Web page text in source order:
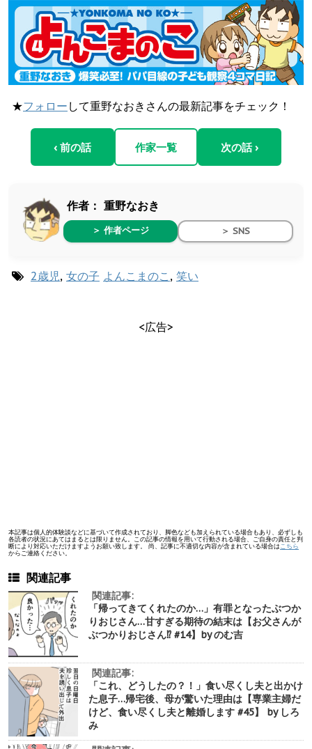
★フォロー して重野なおきさんの最新記事をチェック！
‹ 前の話 作家一覧 次の話 ›
作者： 重野なおき
＞ 作者ページ ＞ SNS
2歳児, 女の子 よんこまのこ , 笑い
<広告>
本記事は個人的体験談などに基づいて作成されており、脚色なども加えられている場合もあり、必ずしも
各読者の状況にあてはまるとは限りません。この記事の情報を用いて行動される場合、ご自身の責任と判
断により対応いただけますようお願い致します。 尚、記事に不適切な内容が含まれている場合は こちら
からご連絡ください。
関連記事
関連記事:
「帰ってきてくれたのか…」有罪となったぶつか
りおじさん…甘すぎる期待の結末は【お父さんが
ぶつかりおじさん⁉︎ #14】by のむ吉
関連記事:
「これ、どうしたの？！」食い尽くし夫と出かけ
た息子…帰宅後、母が驚いた理由は【専業主婦だ
けど、食い尽くし夫と離婚します #45】 by しろ
み